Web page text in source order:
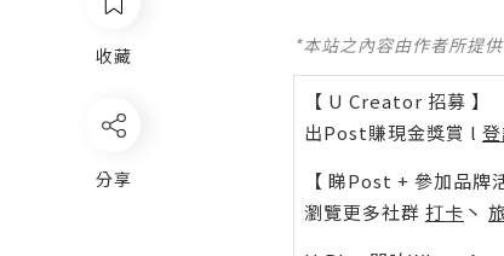
收藏
分享
*本站之內容由作者所提
【 U Creator 招募 】
出Post賺現金獎賞 l
【 睇Post + 參加品牌
瀏覽更多社群 打卡 丶